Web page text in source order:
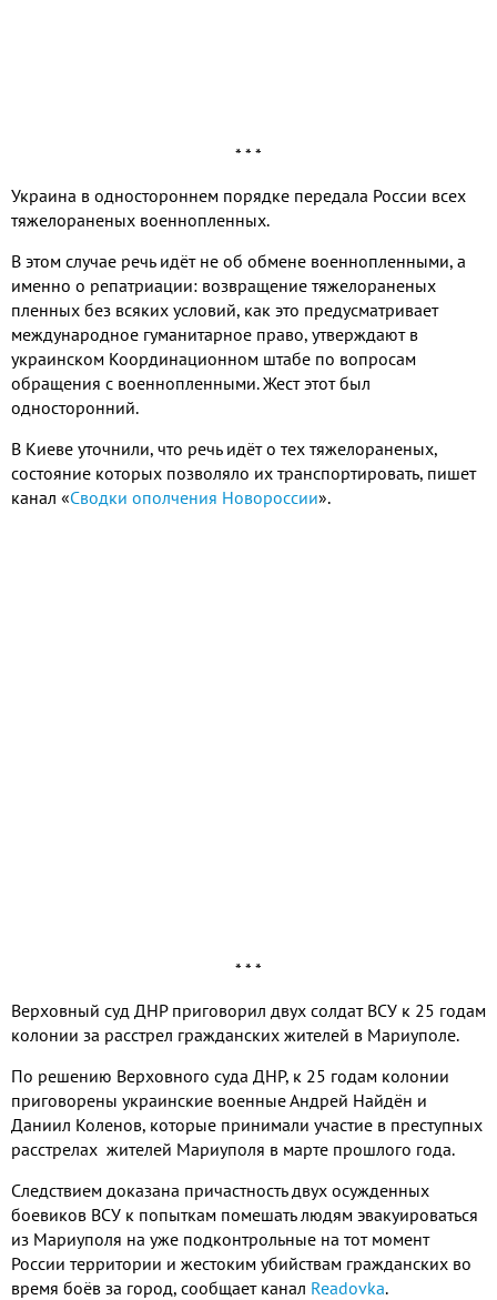
* * *
Украина в одностороннем порядке передала России всех
тяжелораненых военнопленных.
В этом случае речь идёт не об обмене военнопленными, а
именно о репатриации: возвращение тяжелораненых
пленных без всяких условий, как это предусматривает
международное гуманитарное право, утверждают в
украинском Координационном штабе по вопросам
обращения с военнопленными. Жест этот был
односторонний.
В Киеве уточнили, что речь идёт о тех тяжелораненых,
состояние которых позволяло их транспортировать, пишет
канал «Сводки ополчения Новороссии».
* * *
Верховный суд ДНР приговорил двух солдат ВСУ к 25 годам
колонии за расстрел гражданских жителей в Мариуполе.
По решению Верховного суда ДНР, к 25 годам колонии
приговорены украинские военные Андрей Найдён и
Даниил Коленов, которые принимали участие в преступных
расстрелах жителей Мариуполя в марте прошлого года.
Следствием доказана причастность двух осужденных
боевиков ВСУ к попыткам помешать людям эвакуироваться
из Мариуполя на уже подконтрольные на тот момент
России территории и жестоким убийствам гражданских во
время боёв за город, сообщает канал Readovka.